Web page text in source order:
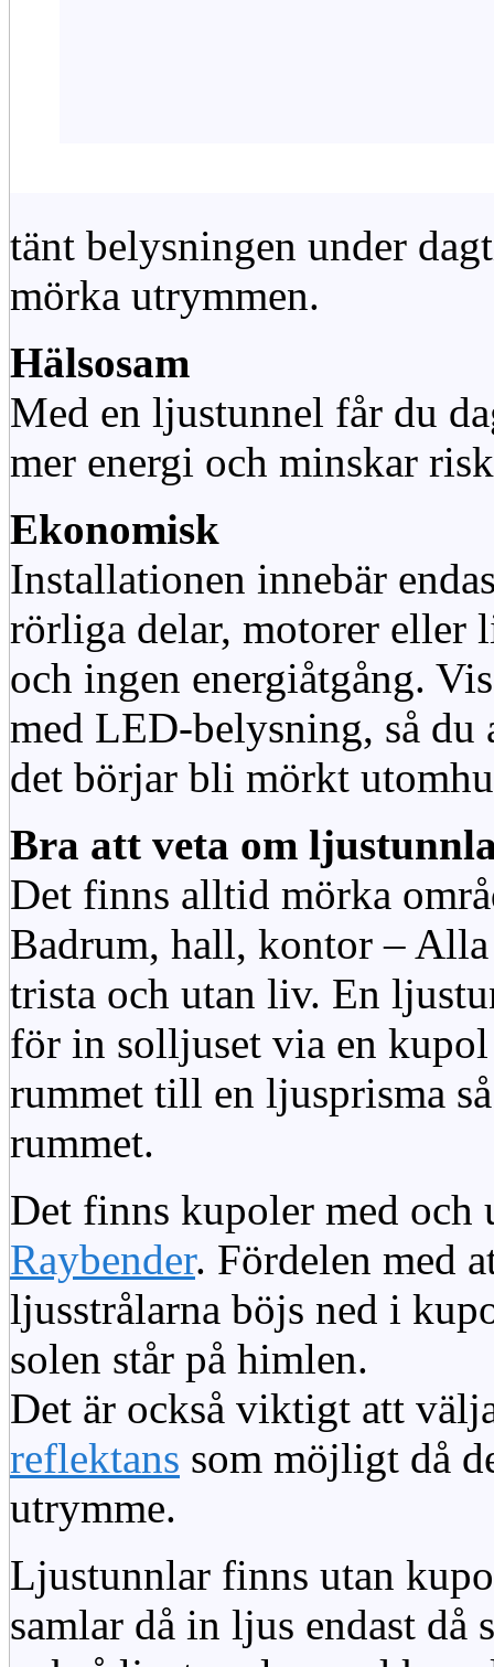
tänt belysningen under
mörka utrymmen.
Hälsosam
Med en ljustunnel får du
mer energi och minskar
Ekonomisk
Installationen innebär
rörliga delar, motorer eller
och ingen energiåtgång.
med LED-belysning, så
det börjar bli mörkt
Bra att veta om
Det finns alltid mörka
Badrum, hall, kontor – Alla
trista och utan liv. En
för in solljuset via en
rummet till en ljusprisma
rummet.
Det finns kupoler med och
Raybender. Fördelen med
ljusstrålarna böjs ned i
solen står på himlen.
Det är också viktigt att
reflektans som möjligt då
utrymme.
Ljustunnlar finns utan
samlar då in ljus endast då